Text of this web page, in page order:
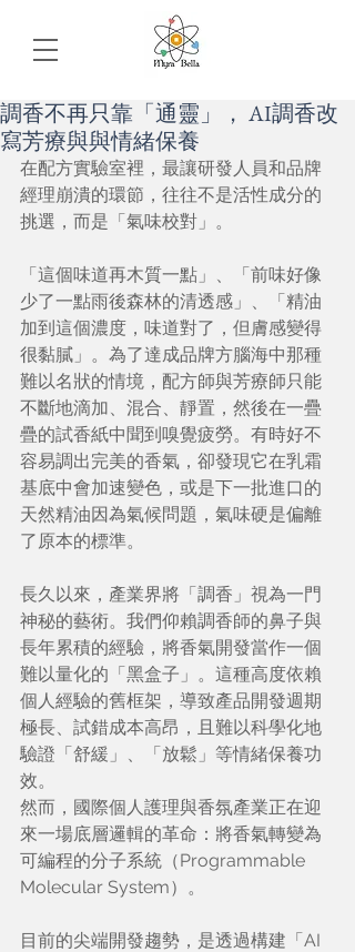
調香不再只靠「通靈」， AI調香改
寫芳療與與情緒保養
在配方實驗室裡，最讓研發人員和品牌
經理崩潰的環節，往往不是活性成分的
挑選，而是「氣味校對」。
「這個味道再木質一點」、「前味好像
少了一點雨後森林的清透感」、「精油
加到這個濃度，味道對了，但膚感變得
很黏膩」。為了達成品牌方腦海中那種
難以名狀的情境，配方師與芳療師只能
不斷地滴加、混合、靜置，然後在一疊
疊的試香紙中聞到嗅覺疲勞。有時好不
容易調出完美的香氣，卻發現它在乳霜
基底中會加速變色，或是下一批進口的
天然精油因為氣候問題，氣味硬是偏離
了原本的標準。
長久以來，產業界將「調香」視為一門
神秘的藝術。我們仰賴調香師的鼻子與
長年累積的經驗，將香氣開發當作一個
難以量化的「黑盒子」。這種高度依賴
個人經驗的舊框架，導致產品開發週期
極長、試錯成本高昂，且難以科學化地
驗證「舒緩」、「放鬆」等情緒保養功
效。
然而，國際個人護理與香氛產業正在迎
來一場底層邏輯的革命：將香氣轉變為
可編程的分子系統（Programmable
Molecular System）。
目前的尖端開發趨勢，是透過構建「AI